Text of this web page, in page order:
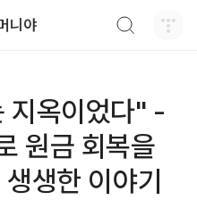
니야
지옥이었다" -
원금 회복을
생한 이야기